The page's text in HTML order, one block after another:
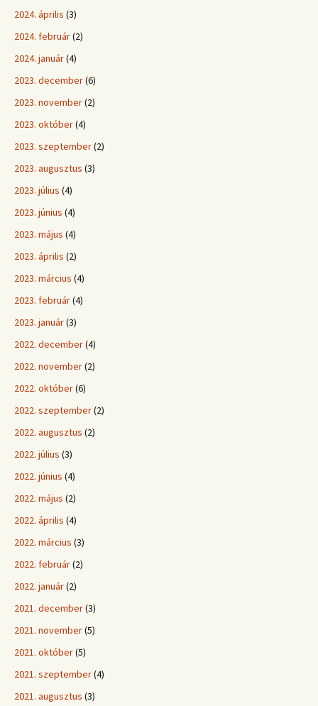
2024. április (3)
2024. február(2)
2024. január(4)
2023. december(6)
2023. november(2)
2023. október(4)
2023. szeptember(2)
2023. augusztus (3)
2023. július (4)
2023. június (4)
2023. május (4)
2023. április (2)
2023. március (4)
2023. február(4)
2023. január(3)
2022. december(4)
2022. november(2)
2022. október(6)
2022. szeptember(2)
2022. augusztus (2)
2022. július (3)
2022. június (4)
2022. május (2)
2022. április (4)
2022. március (3)
2022. február(2)
2022. január(2)
2021. december(3)
2021. november(5)
2021. október(5)
2021. szeptember(4)
2021. augusztus (3)